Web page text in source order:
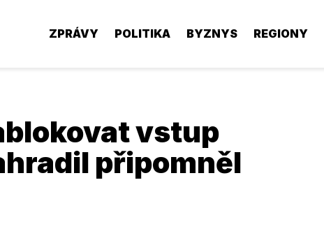
ZPRÁVY POLITIKA BYZNYS REGIONY
vstup
připomněl